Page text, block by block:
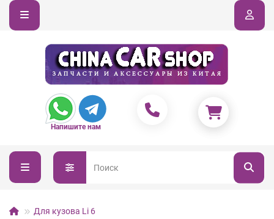
Напишите нам
Для кузова Li 6